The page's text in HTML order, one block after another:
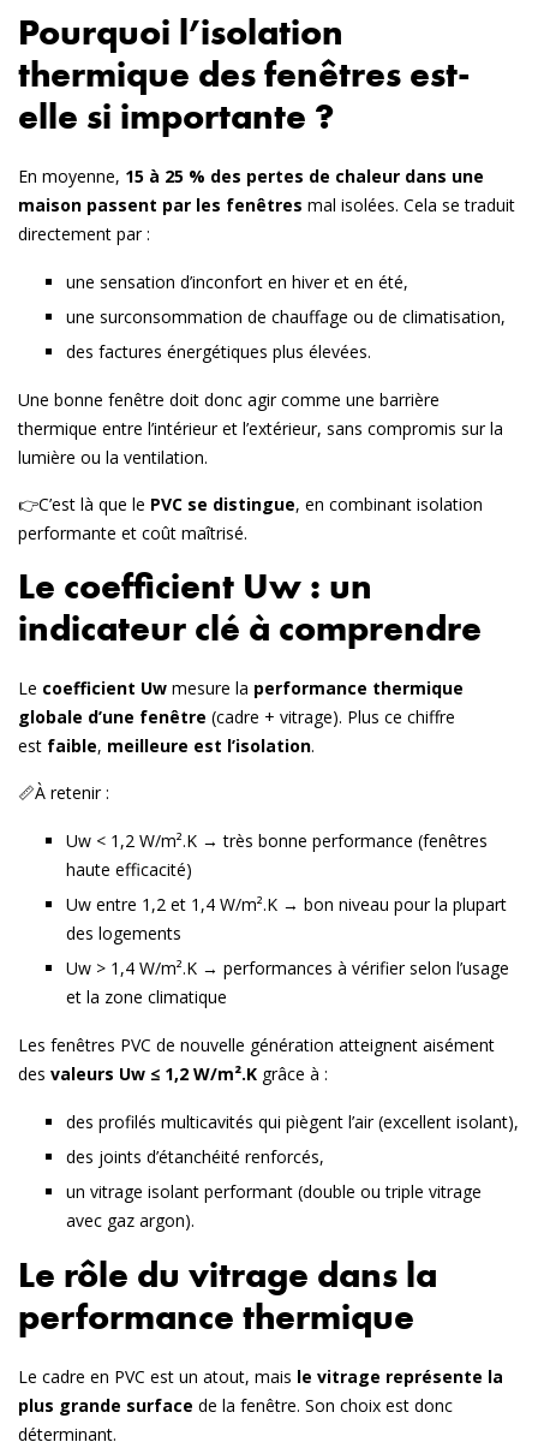
Pourquoi l’isolation
thermique des fenêtres est-
elle si importante ?
En moyenne, 15 à 25 % des pertes de chaleur dans une
maison passent par les fenêtres mal isolées. Cela se traduit
directement par :
une sensation d’inconfort en hiver et en été,
une surconsommation de chauffage ou de climatisation,
des factures énergétiques plus élevées.
Une bonne fenêtre doit donc agir comme une barrière
thermique entre l’intérieur et l’extérieur, sans compromis sur la
lumière ou la ventilation.
👉C’est là que le PVC se distingue, en combinant isolation
performante et coût maîtrisé.
Le coefficient Uw : un
indicateur clé à comprendre
Le coefficient Uw mesure la performance thermique
globale d’une fenêtre (cadre + vitrage). Plus ce chiffre
est faible, meilleure est l’isolation.
📏À retenir :
Uw < 1,2 W/m².K → très bonne performance (fenêtres
haute efficacité)
Uw entre 1,2 et 1,4 W/m².K → bon niveau pour la plupart
des logements
Uw > 1,4 W/m².K → performances à vérifier selon l’usage
et la zone climatique
Les fenêtres PVC de nouvelle génération atteignent aisément
des valeurs Uw ≤ 1,2 W/m².K grâce à :
des profilés multicavités qui piègent l’air (excellent isolant),
des joints d’étanchéité renforcés,
un vitrage isolant performant (double ou triple vitrage
avec gaz argon).
Le rôle du vitrage dans la
performance thermique
Le cadre en PVC est un atout, mais le vitrage représente la
plus grande surface de la fenêtre. Son choix est donc
déterminant.